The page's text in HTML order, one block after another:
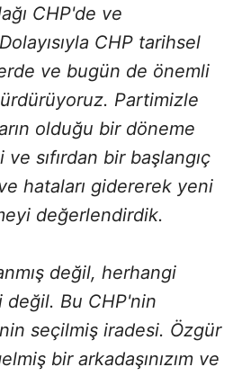
CHP'de ve
CHP tarihsel
ve bugün de önemli
Partimizle
olduğu bir döneme
sıfırdan bir başlangıç
hataları gidererek yeni
değerlendirdik.
değil, herhangi
Bu CHP'nin
seçilmiş iradesi. Özgür
bir arkadaşınızım ve